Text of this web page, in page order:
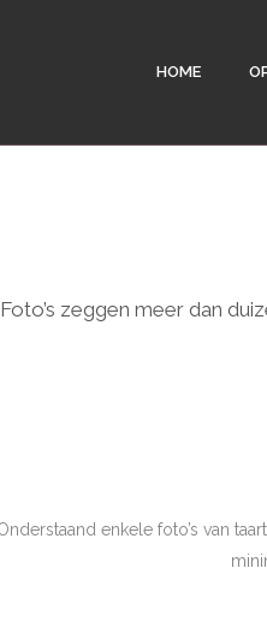
HOME
Foto’s zeggen meer dan
enkele foto’s van